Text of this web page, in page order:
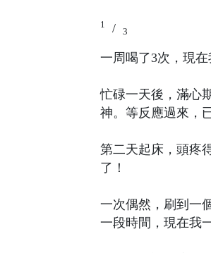
1 / 3
一周喝了3次，現
忙碌一天後，滿心
神。等反應過來，
第二天起床，頭疼
了！
一次偶然，刷到一
一段時間，現在我